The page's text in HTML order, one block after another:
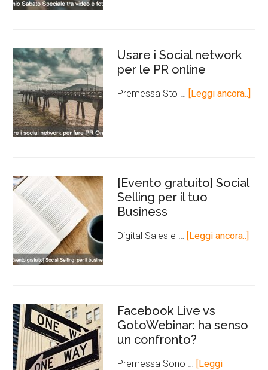
Usare i Social network
per le PR online
Premessa Sto … [Leggi ancora..]
[Evento gratuito] Social
Selling per il tuo
Business
Digital Sales e … [Leggi ancora..]
Facebook Live vs
GotoWebinar: ha senso
un confronto?
Premessa Sono … [Leggi